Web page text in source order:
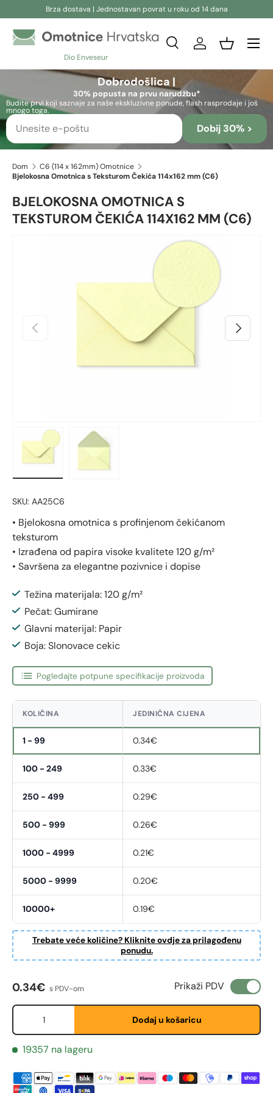
Brza dostava | Jednostavan povrat u roku od 14 dana
Dio Enveseur
Pretraživanje
Pretraživanje
Pretraživanje
PrijavaKošara
Dobrodošlica |
30% popusta na prvu narudžbu*
Budite prvi koji saznaje za naše ekskluzivne ponude, flash rasprodaje i još
mnogo toga.
Dobij 30% >
Dom
C6 (114 x 162mm) Omotnice
Bjelokosna Omotnica s Teksturom Čekića 114x162 mm (C6)
BJELOKOSNA OMOTNICA S
TEKSTUROM ČEKIĆA 114X162 MM (C6)
Preskoči na informacije o proizvodu
Prethodno Sljedeći
SKU: AA25C6
• Bjelokosna omotnica s profinjenom čekićanom
teksturom
• Izrađena od papira visoke kvalitete 120 g/m²
• Savršena za elegantne pozivnice i dopise
Težina materijala: 120 g/m²
Pečat: Gumirane
Glavni materijal: Papir
Boja: Slonovace cekic
Pogledajte potpune specifikacije proizvoda
KOLIČINA JEDINIČNA CIJENA
1 - 99 0.34€
100 - 249 0.33€
250 - 499 0.29€
500 - 999 0.26€
1000 - 4999 0.21€
5000 - 9999 0.20€
10000+ 0.19€
Trebate veće količine? Kliknite ovdje za prilagođenu
ponudu.
Redovna cijena
0.34€ s PDV-om Prikaži PDV
Količina
Dodaj u košaricu
19357 na lageru